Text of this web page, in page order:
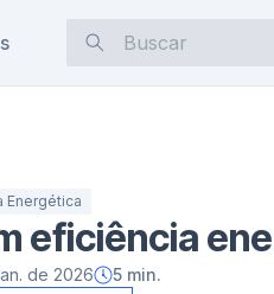
Energética
eficiência
de 2026 5min.